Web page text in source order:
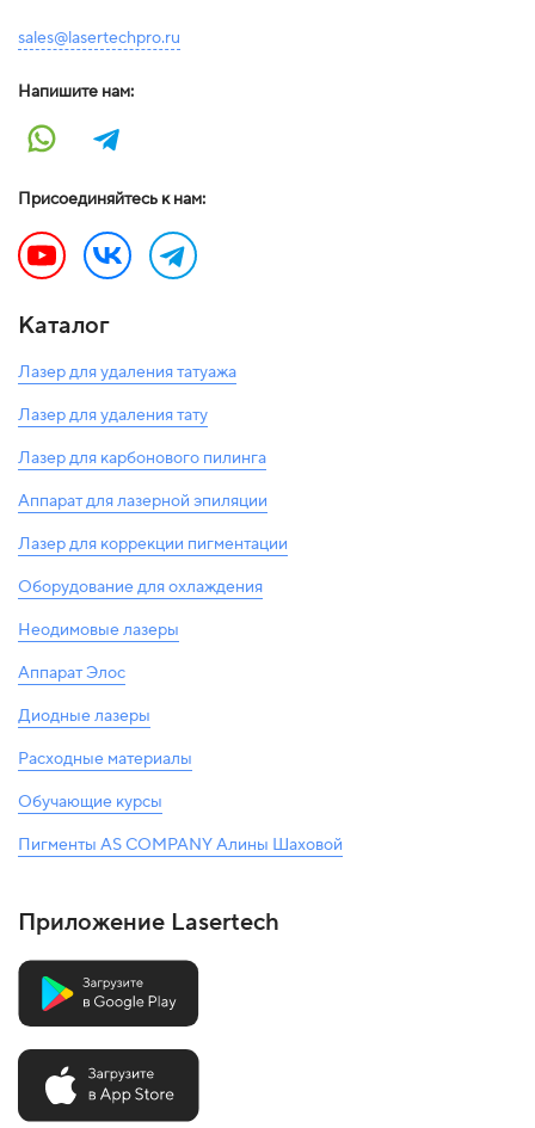
sales@lasertechpro.ru
Напишите нам:
Присоединяйтесь к нам:
Каталог
Лазер для удаления татуажа
Лазер для удаления тату
Лазер для карбонового пилинга
Аппарат для лазерной эпиляции
Лазер для коррекции пигментации
Оборудование для охлаждения
Неодимовые лазеры
Аппарат Элос
Диодные лазеры
Расходные материалы
Обучающие курсы
Пигменты AS COMPANY Алины Шаховой
Приложение Lasertech